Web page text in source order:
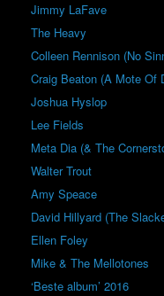
Jimmy LaFave
The Heavy
Colleen Rennison (No
Craig Beaton (A Mote Of
Joshua Hyslop
Lee Fields
Meta Dia (& The
Walter Trout
Amy Speace
David Hillyard (The
Ellen Foley
Mike & The Mellotones
‘Beste album’ 2016